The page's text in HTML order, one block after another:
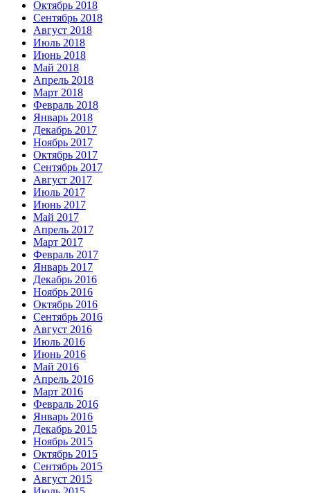
Октябрь 2018
Сентябрь 2018
Август 2018
Июль 2018
Июнь 2018
Май 2018
Апрель 2018
Март 2018
Февраль 2018
Январь 2018
Декабрь 2017
Ноябрь 2017
Октябрь 2017
Сентябрь 2017
Август 2017
Июль 2017
Июнь 2017
Май 2017
Апрель 2017
Март 2017
Февраль 2017
Январь 2017
Декабрь 2016
Ноябрь 2016
Октябрь 2016
Сентябрь 2016
Август 2016
Июль 2016
Июнь 2016
Май 2016
Апрель 2016
Март 2016
Февраль 2016
Январь 2016
Декабрь 2015
Ноябрь 2015
Октябрь 2015
Сентябрь 2015
Август 2015